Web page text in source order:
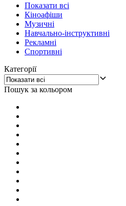
Показати всі
Кіноафіши
Музичні
Навчально-інструктивні
Рекламні
Спортивні
Категорії
Пошук за кольором